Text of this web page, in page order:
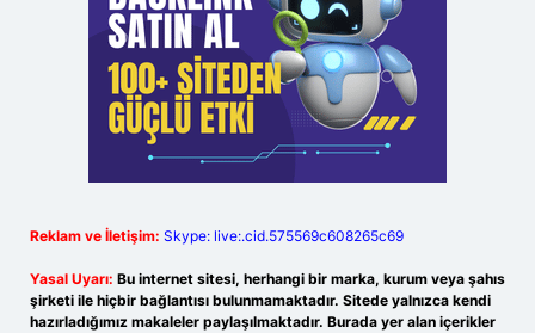
Reklam ve İletişim: Skype: live:.cid.575569c608265c69
Yasal Uyarı: Bu internet sitesi, herhangi bir marka, kurum veya şahıs
şirketi ile hiçbir bağlantısı bulunmamaktadır. Sitede yalnızca kendi
hazırladığımız makaleler paylaşılmaktadır. Burada yer alan içerikler